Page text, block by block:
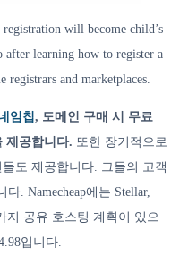
will become child’s
after learning how to register a
registrars and marketplaces.
임칩, 도메인 구매 시 무료
제공합니다. 또한 장기적으로
도 제공합니다. 그들의 고객
. Namecheap에는 Stellar,
지 공유 호스팅 계획이 있으
입니다.